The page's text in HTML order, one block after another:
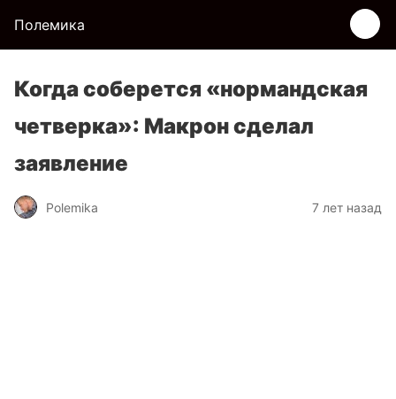
Полемика
Когда соберется «нормандская
четверка»: Макрон сделал
заявление
Polemika 7 лет назад